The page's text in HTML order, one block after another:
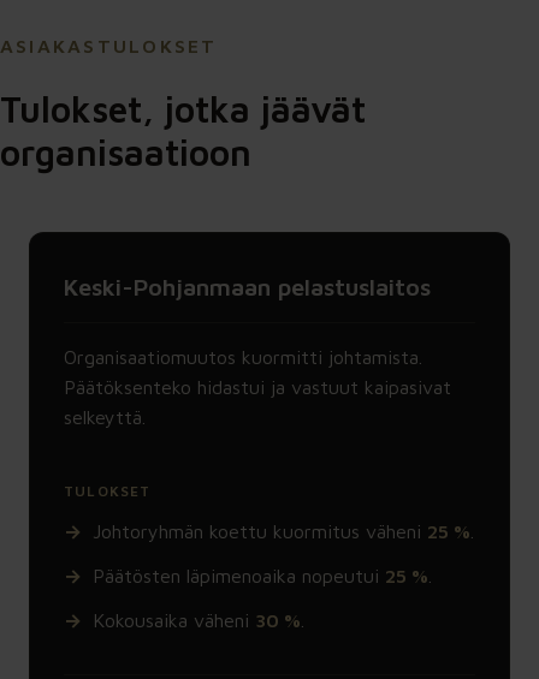
ASIAKASTULOKSET
Tulokset, jotka jäävät
organisaatioon
Keski-Pohjanmaan pelastuslaitos
Organisaatiomuutos kuormitti johtamista.
Päätöksenteko hidastui ja vastuut kaipasivat
selkeyttä.
TULOKSET
Johtoryhmän koettu kuormitus väheni 25 %
Päätösten läpimenoaika nopeutui 25 %
Kokousaika väheni 30 %